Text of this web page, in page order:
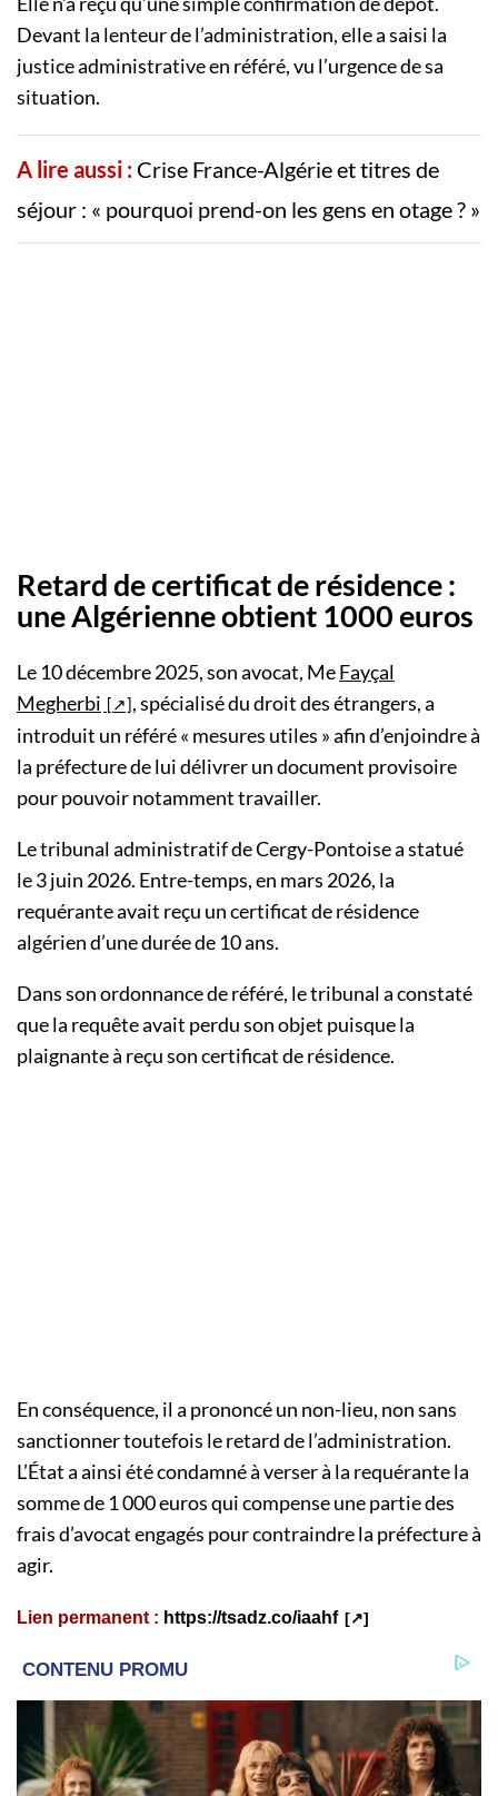
Devant la lenteur de l’administration, elle a saisi la
justice administrative en référé, vu l’urgence de sa
situation.
A lire aussi : Crise France-Algérie et titres de
séjour : « pourquoi prend-on les gens en otage ? »
Retard de certificat de résidence :
une Algérienne obtient 1000 euros
Le 10 décembre 2025, son avocat, MeFayçal
Megherbi
, spécialisé du droit des étrangers, a
introduit un référé « mesures utiles » afin d’enjoindre à
la préfecture de lui délivrer un document provisoire
pour pouvoir notamment travailler.
Le tribunal administratif de Cergy-Pontoise a statué
le 3 juin 2026. Entre-temps, en mars 2026, la
requérante avait reçu un certificat de résidence
algérien d’une durée de 10 ans.
Dans son ordonnance de référé, le tribunal a constaté
que la requête avait perdu son objet puisque la
plaignante à reçu son certificat de résidence.
En conséquence, il a prononcé un non-lieu, non sans
sanctionner toutefois le retard de l’administration.
L’État a ainsi été condamné à verser à la requérante la
somme de 1 000 euros qui compense une partie des
frais d’avocat engagés pour contraindre la préfecture à
agir.
Lien permanent : https://tsadz.co/iaahf